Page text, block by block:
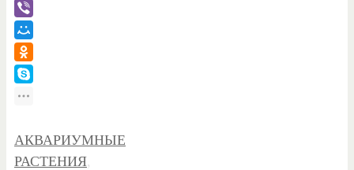
АКВАРИУМНЫЕ
РАСТЕНИЯ,